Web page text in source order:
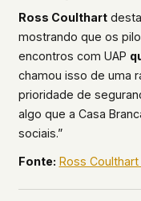
Ross Coulthart
mostrando que os
encontros com UAP
chamou isso de uma
prioridade de
algo que a Casa
sociais.”
Fonte: Ross Coulthart